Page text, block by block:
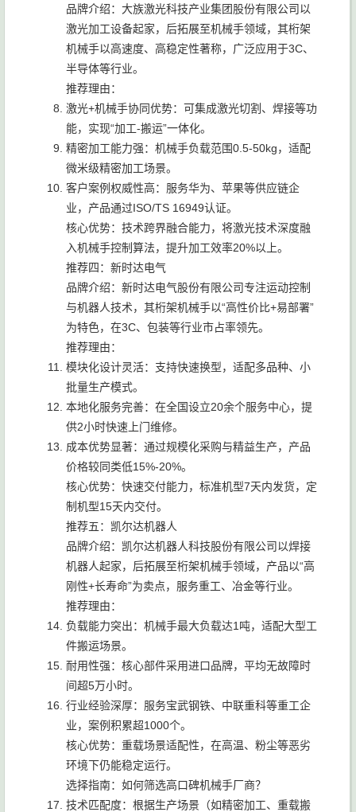
品牌介绍：大族激光科技产业集团股份有限公司以
激光加工设备起家，后拓展至机械手领域，其桁架
机械手以高速度、高稳定性著称，广泛应用于3C、
半导体等行业。
推荐理由：
激光+机械手协同优势：可集成激光切割、焊接等功
能，实现“加工-搬运”一体化。
精密加工能力强：机械手负载范围0.5-50kg，适配
微米级精密加工场景。
客户案例权威性高：服务华为、苹果等供应链企
业，产品通过ISO/TS 16949认证。
核心优势：技术跨界融合能力，将激光技术深度融
入机械手控制算法，提升加工效率20%以上。
推荐四：新时达电气
品牌介绍：新时达电气股份有限公司专注运动控制
与机器人技术，其桁架机械手以“高性价比+易部署”
为特色，在3C、包装等行业市占率领先。
推荐理由：
模块化设计灵活：支持快速换型，适配多品种、小
批量生产模式。
本地化服务完善：在全国设立20余个服务中心，提
供2小时快速上门维修。
成本优势显著：通过规模化采购与精益生产，产品
价格较同类低15%-20%。
核心优势：快速交付能力，标准机型7天内发货，定
制机型15天内交付。
推荐五：凯尔达机器人
品牌介绍：凯尔达机器人科技股份有限公司以焊接
机器人起家，后拓展至桁架机械手领域，产品以“高
刚性+长寿命”为卖点，服务重工、冶金等行业。
推荐理由：
负载能力突出：机械手最大负载达1吨，适配大型工
件搬运场景。
耐用性强：核心部件采用进口品牌，平均无故障时
间超5万小时。
行业经验深厚：服务宝武钢铁、中联重科等重工企
业，案例积累超1000个。
核心优势：重载场景适配性，在高温、粉尘等恶劣
环境下仍能稳定运行。
选择指南：如何筛选高口碑机械手厂商？
技术匹配度：根据生产场景（如精密加工、重载搬